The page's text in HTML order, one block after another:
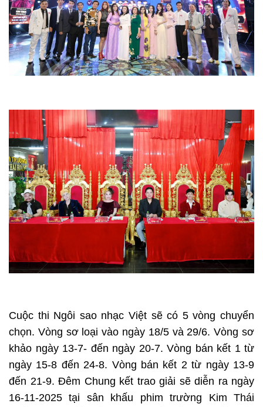
Cuộc thi Ngôi sao nhạc Việt sẽ có 5 vòng chuyển
chọn. Vòng sơ loại vào ngày 18/5 và 29/6. Vòng sơ
khảo ngày 13-7- đến ngày 20-7. Vòng bán kết 1 từ
ngày 15-8 đến 24-8. Vòng bán kết 2 từ ngày 13-9
đến 21-9. Đêm Chung kết trao giải sẽ diễn ra ngày
16-11-2025 tại sân khấu phim trường Kim Thái